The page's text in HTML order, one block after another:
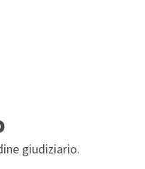
giudiziario.